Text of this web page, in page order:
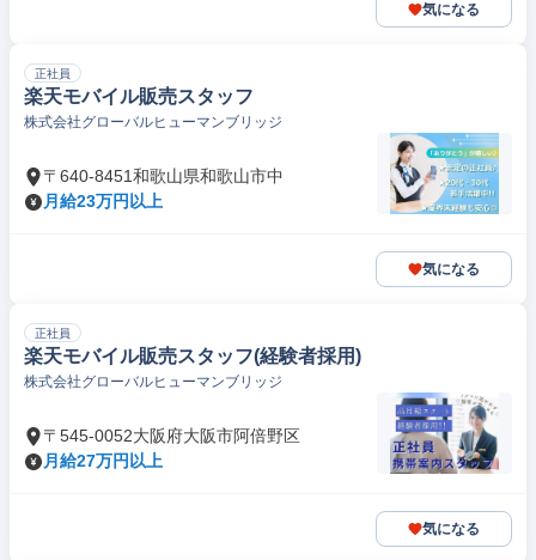
気になる
正社員
楽天モバイル販売スタッフ
株式会社グローバルヒューマンブリッジ
〒640-8451和歌山県和歌山市中
月給23万円以上
気になる
正社員
楽天モバイル販売スタッフ(経験者採用)
株式会社グローバルヒューマンブリッジ
〒545-0052大阪府大阪市阿倍野区
月給27万円以上
気になる